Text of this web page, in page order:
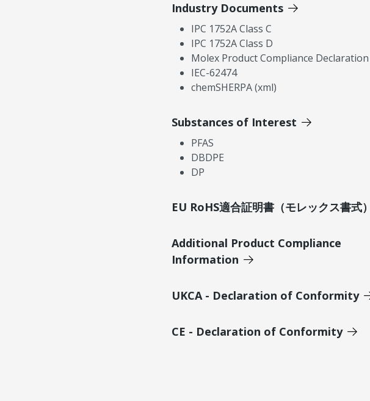
Industry Documents
IPC 1752A Class C
IPC 1752A Class D
Molex Product Compliance Declaration
IEC-62474
chemSHERPA (xml)
Substances of Interest
PFAS
DBDPE
DP
EU RoHS適合証明書（モレックス書式）
Additional Product Compliance
Information
UKCA - Declaration of Conformity
CE - Declaration of Conformity